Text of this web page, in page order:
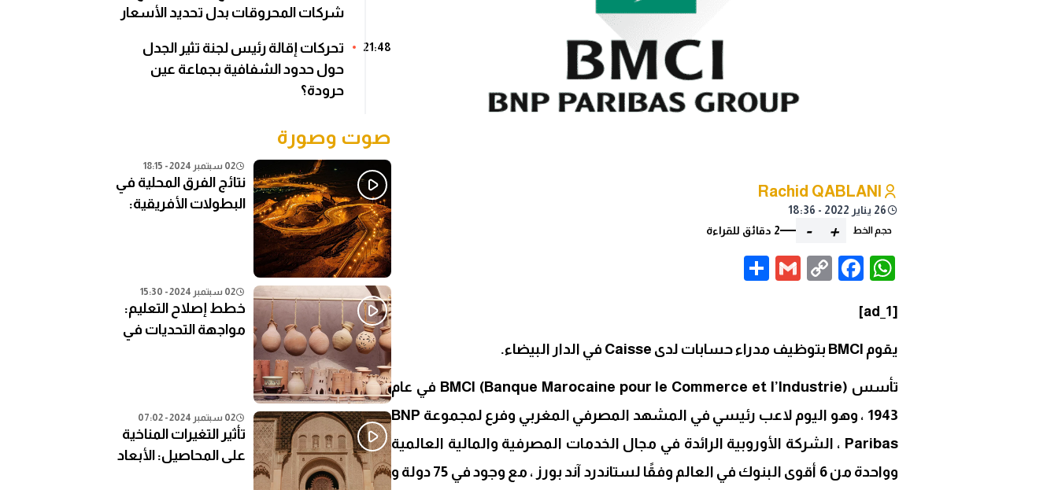
Rachid QABLANI
26 يناير 2022 - 18:36
حجم الخط +
- 2 دقائق للقراءة
WhatsApp
Facebook
Copy
Gmail
[ad_1]
يقوم BMCI بتوظيف مدراء حسابات لدى Caisse في الدار البيضاء.
تأسس BMCI (Banque Marocaine pour le Commerce et l’Industrie) في عام
1943 ، وهو اليوم لاعب رئيسي في المشهد المصرفي المغربي وفرع لمجموعة BNP
Paribas ، الشركة الأوروبية الرائدة في مجال الخدمات المصرفية والمالية العالمية
وواحدة من 6 أقوى البنوك في العالم وفقًا لستاندرد آند بورز ، مع وجود في 75 دولة و
شركات المحروقات بدل تحديد الأسعار
21:48
تحركات إقالة رئيس لجنة تثير الجدل
حول حدود الشفافية بجماعة عين
حرودة؟
صوت وصورة
02 سبتمبر 2024 - 18:15
نتائج الفرق المحلية في
البطولات الأفريقية:
02 سبتمبر 2024 - 15:30
خطط إصلاح التعليم:
مواجهة التحديات في
02 سبتمبر 2024 - 07:02
تأثير التغيرات المناخية
على المحاصيل: الأبعاد